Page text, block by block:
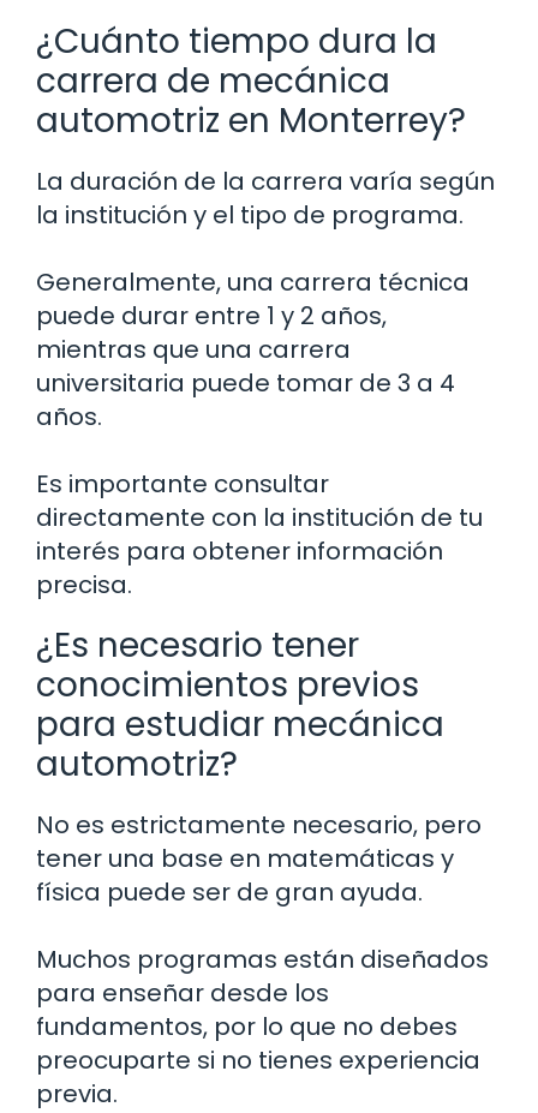
¿Cuánto tiempo dura la
carrera de mecánica
automotriz en Monterrey?
La duración de la carrera varía según
la institución y el tipo de programa.
Generalmente, una carrera técnica
puede durar entre 1 y 2 años,
mientras que una carrera
universitaria puede tomar de 3 a 4
años.
Es importante consultar
directamente con la institución de tu
interés para obtener información
precisa.
¿Es necesario tener
conocimientos previos
para estudiar mecánica
automotriz?
No es estrictamente necesario, pero
tener una base en matemáticas y
física puede ser de gran ayuda.
Muchos programas están diseñados
para enseñar desde los
fundamentos, por lo que no debes
preocuparte si no tienes experiencia
previa.